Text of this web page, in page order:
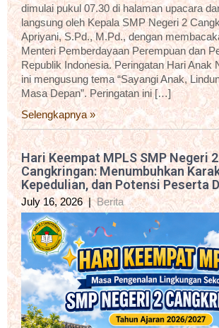
dimulai pukul 07.30 di halaman upacara
langsung oleh Kepala SMP Negeri 2
Apriyani, S.Pd., M.Pd., dengan
Menteri Pemberdayaan Perempuan dan
Republik Indonesia. Peringatan Hari Anak
ini mengusung tema “Sayangi Anak,
Masa Depan”. Peringatan ini […]
Selengkapnya »
Hari Keempat MPLS SMP Negeri 2
Cangkringan: Menumbuhkan
Kepedulian, dan Potensi Peserta
July 16, 2026 |Berita